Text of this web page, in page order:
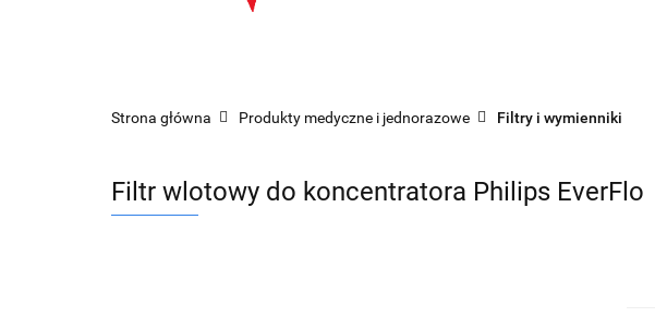
Refundacja NFZ
Strona główna Produkty medyczne i jednorazowe Filtry i wymienniki
Filtr wlotowy do koncentratora Philips EverFlo